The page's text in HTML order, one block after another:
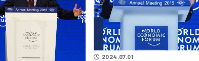
2024.07.01